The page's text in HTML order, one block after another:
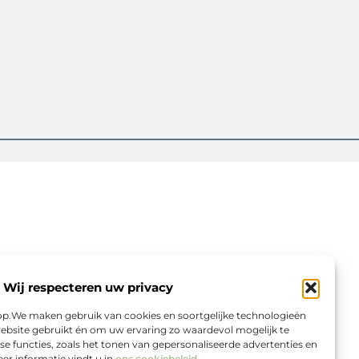
Wij respecteren uw privacy
maken gebruik van cookies en soortgelijke technologieën
gebruikt én om uw ervaring zo waardevol mogelijk te
functies, zoals het tonen van gepersonaliseerde advertenties en